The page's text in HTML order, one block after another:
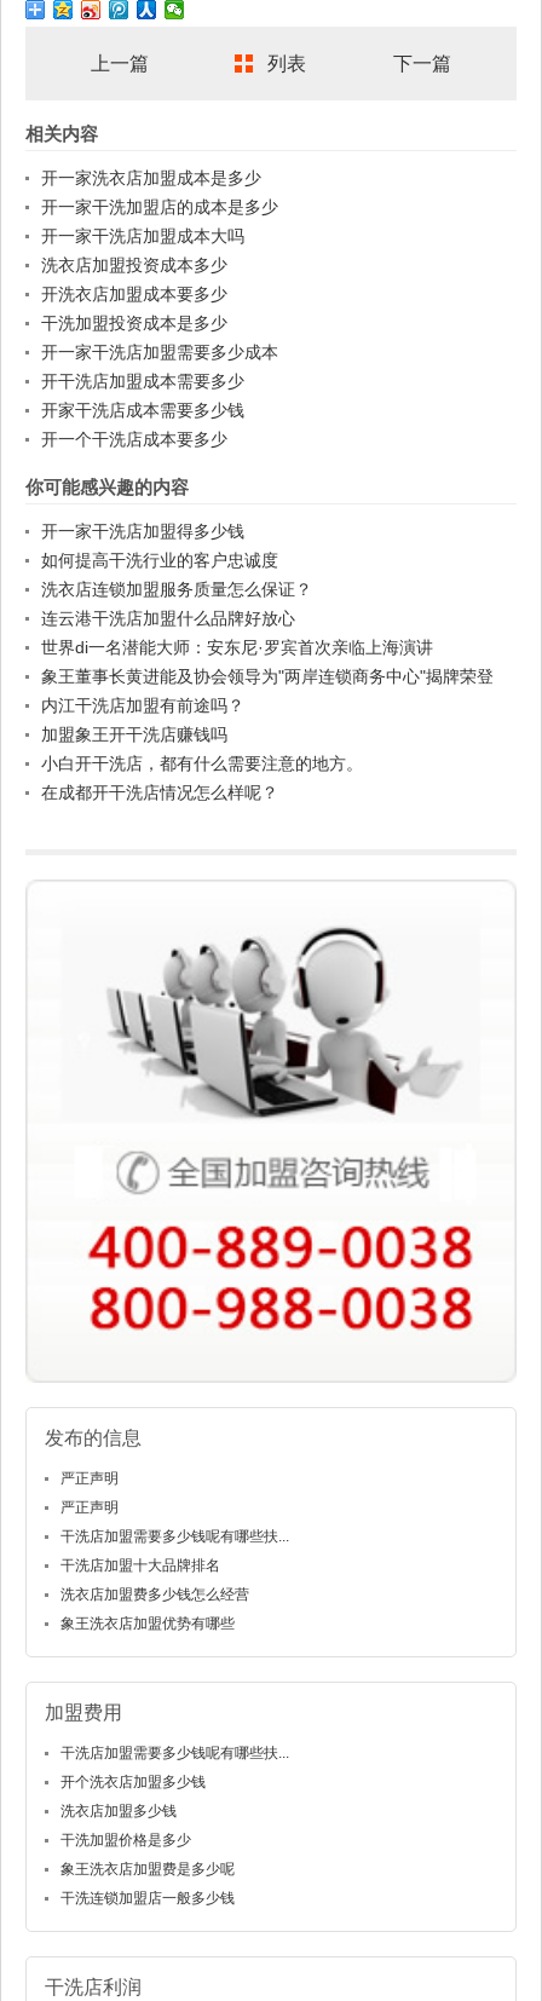
上一篇 列表 下一篇
相关内容
开一家洗衣店加盟成本是多少
开一家干洗加盟店的成本是多少
开一家干洗店加盟成本大吗
洗衣店加盟投资成本多少
开洗衣店加盟成本要多少
干洗加盟投资成本是多少
开一家干洗店加盟需要多少成本
开干洗店加盟成本需要多少
开家干洗店成本需要多少钱
开一个干洗店成本要多少
你可能感兴趣的内容
开一家干洗店加盟得多少钱
如何提高干洗行业的客户忠诚度
洗衣店连锁加盟服务质量怎么保证？
连云港干洗店加盟什么品牌好放心
世界di一名潜能大师：安东尼·罗宾首次亲临上海演讲
象王董事长黄进能及协会领导为"两岸连锁商务中心"揭牌荣登
《联合报》
内江干洗店加盟有前途吗？
加盟象王开干洗店赚钱吗
小白开干洗店，都有什么需要注意的地方。
在成都开干洗店情况怎么样呢？
发布的信息
严正声明
严正声明
干洗店加盟需要多少钱呢有哪些扶...
干洗店加盟十大品牌排名
洗衣店加盟费多少钱怎么经营
象王洗衣店加盟优势有哪些
加盟费用
干洗店加盟需要多少钱呢有哪些扶...
开个洗衣店加盟多少钱
洗衣店加盟多少钱
干洗加盟价格是多少
象王洗衣店加盟费是多少呢
干洗连锁加盟店一般多少钱
干洗店利润